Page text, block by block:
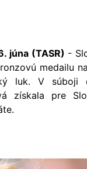
júna (TASR) -
medailu
luk. V súboji
získala pre